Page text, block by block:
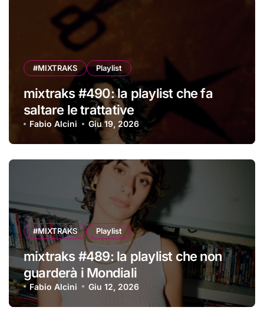
#MIXTRAKS Playlist
mixtraks #490: la playlist che fa
saltare le trattative
Fabio Alcini Giu 19, 2026
#MIXTRAKS Playlist
mixtraks #489: la playlist che non
guarderà i Mondiali
Fabio Alcini Giu 12, 2026